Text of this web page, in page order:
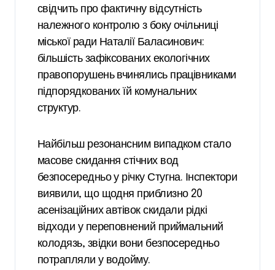
свідчить про фактичну відсутність
належного контролю з боку очільниці
міської ради Наталії Баласинович:
більшість зафіксованих екологічних
правопорушень вчинялись працівниками
підпорядкованих їй комунальних
структур.
Найбільш резонансним випадком стало
масове скидання стічних вод
безпосередньо у річку Стугна. Інспектори
виявили, що щодня приблизно 20
асенізаційних автівок скидали рідкі
відходи у переповнений приймальний
колодязь, звідки вони безпосередньо
потрапляли у водойму.